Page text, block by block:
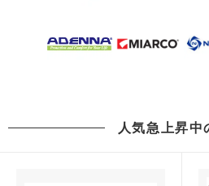
人気急上昇中